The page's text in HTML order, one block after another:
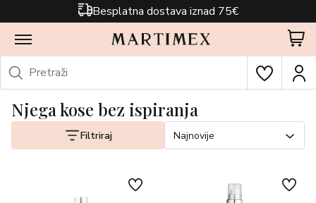
Besplatna dostava iznad 75€
Njega kose bez ispiranja
Filtriraj Najnovije